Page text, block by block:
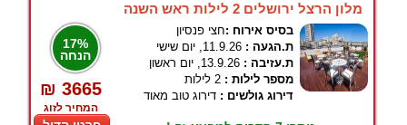
מלון הרצל ירושלים 2 לילות ראש השנה
17%
הנחה
₪ 3665
המחיר לזוג
בסיס אירוח :חצי פנסיון
ת.הגעה : 11.9.26, יום שישי
ת.עזיבה : 13.9.26, יום ראשון
מספר לילות : 2 לילות
דירוג גולשים : דירוג טוב מאוד